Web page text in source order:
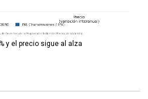
y el precio sigue al alza